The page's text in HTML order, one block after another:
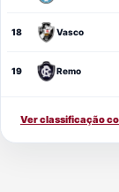
18 Vasco
19 Remo
Ver classificação